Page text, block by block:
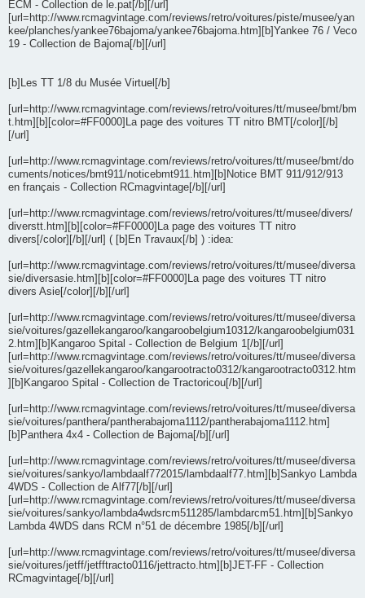
ECM - Collection de le.pat[/b][/url]
[url=http://www.rcmagvintage.com/reviews/retro/voitures/piste/musee/yan
kee/planches/yankee76bajoma/yankee76bajoma.htm][b]Yankee 76 / Veco
19 - Collection de Bajoma[/b][/url]
[b]Les TT 1/8 du Musée Virtuel[/b]
[url=http://www.rcmagvintage.com/reviews/retro/voitures/tt/musee/bmt/bm
t.htm][b][color=#FF0000]La page des voitures TT nitro BMT[/color][/b]
[/url]
[url=http://www.rcmagvintage.com/reviews/retro/voitures/tt/musee/bmt/do
cuments/notices/bmt911/noticebmt911.htm][b]Notice BMT 911/912/913
en français - Collection RCmagvintage[/b][/url]
[url=http://www.rcmagvintage.com/reviews/retro/voitures/tt/musee/divers/
diverstt.htm][b][color=#FF0000]La page des voitures TT nitro
divers[/color][/b][/url] ( [b]En Travaux[/b] ) :idea:
[url=http://www.rcmagvintage.com/reviews/retro/voitures/tt/musee/diversa
sie/diversasie.htm][b][color=#FF0000]La page des voitures TT nitro
divers Asie[/color][/b][/url]
[url=http://www.rcmagvintage.com/reviews/retro/voitures/tt/musee/diversa
sie/voitures/gazellekangaroo/kangaroobelgium10312/kangaroobelgium031
2.htm][b]Kangaroo Spital - Collection de Belgium 1[/b][/url]
[url=http://www.rcmagvintage.com/reviews/retro/voitures/tt/musee/diversa
sie/voitures/gazellekangaroo/kangarootracto0312/kangarootracto0312.htm
][b]Kangaroo Spital - Collection de Tractoricou[/b][/url]
[url=http://www.rcmagvintage.com/reviews/retro/voitures/tt/musee/diversa
sie/voitures/panthera/pantherabajoma1112/pantherabajoma1112.htm]
[b]Panthera 4x4 - Collection de Bajoma[/b][/url]
[url=http://www.rcmagvintage.com/reviews/retro/voitures/tt/musee/diversa
sie/voitures/sankyo/lambdaalf772015/lambdaalf77.htm][b]Sankyo Lambda
4WDS - Collection de Alf77[/b][/url]
[url=http://www.rcmagvintage.com/reviews/retro/voitures/tt/musee/diversa
sie/voitures/sankyo/lambda4wdsrcm511285/lambdarcm51.htm][b]Sankyo
Lambda 4WDS dans RCM n°51 de décembre 1985[/b][/url]
[url=http://www.rcmagvintage.com/reviews/retro/voitures/tt/musee/diversa
sie/voitures/jetff/jetfftracto0116/jettracto.htm][b]JET-FF - Collection
RCmagvintage[/b][/url]